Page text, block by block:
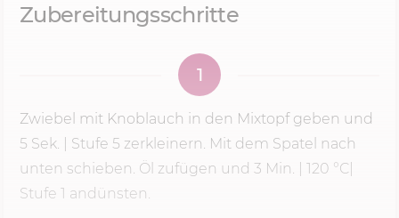
Zubereitungsschritte
1
Zwiebel mit Knoblauch in den Mixtopf geben und
5 Sek.
Stufe 5 zerkleinern. Mit dem Spatel nach
unten schieben. Öl zufügen und 3 Min. 120 °C
Stufe 1 andünsten.